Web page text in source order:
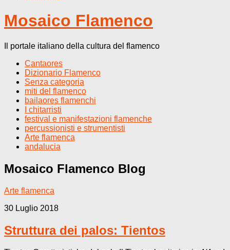
Mosaico Flamenco
Il portale italiano della cultura del flamenco
Cantaores
Dizionario Flamenco
Senza categoria
miti del flamenco
bailaores flamenchi
I chitarristi
festival e manifestazioni flamenche
percussionisti e strumentisti
Arte flamenca
andalucia
Mosaico Flamenco Blog
Arte flamenca
30 Luglio 2018
Struttura dei palos: Tientos